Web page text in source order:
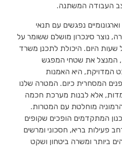
העבודה המשתנה.
נפגשים עם תנאי
נוצר סינכרון מושלם ששומר על
שעות היום. היכולת לתכנן משרד
המנצל את שטחי המפגש
המדויקת, היא האמנות
המסחרית כיום. המטרה שלנו
אלא לבנות מערכת חכמה
מוחלטת עם המטרות.
המתקדמים הופכים שקופים
פעילות בריא, חסכוני ומרשים
ביותר ומשרה ביטחון ושקט